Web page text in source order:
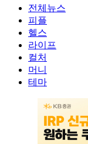
전체뉴스
피플
헬스
라이프
컬처
머니
테마